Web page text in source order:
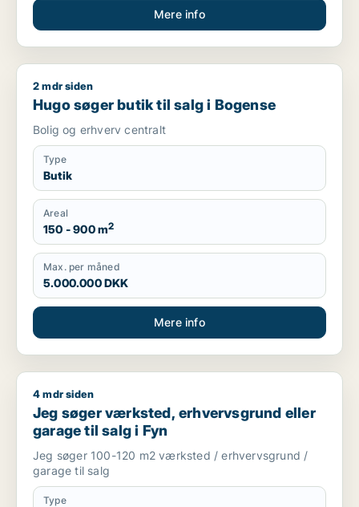
Mere info
Hugo søger butik til salg i Bogense
2 mdr siden
Hugo søger butik til salg i Bogense
Bolig og erhverv centralt
Type
Butik
Areal
150 - 900 m2
Max. per måned
5.000.000 DKK
Mere info
Jeg søger værksted, erhvervsgrund eller garage til salg i
4 mdr siden
Jeg søger værksted, erhvervsgrund eller
garage til salg i Fyn
Jeg søger 100-120 m2 værksted / erhvervsgrund /
garage til salg
Type